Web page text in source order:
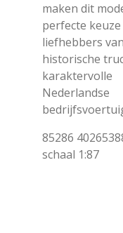
maken dit
perfecte
liefhebbers van
historische
karaktervolle
Nederlandse
85286
schaal 1:87